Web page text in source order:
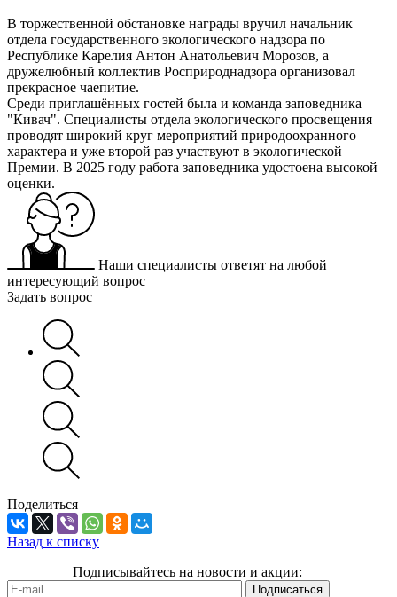
В торжественной обстановке награды вручил начальник
отдела государственного экологического надзора по
Республике Карелия Антон Анатольевич Морозов, а
дружелюбный коллектив Росприроднадзора организовал
прекрасное чаепитие.
Среди приглашённых гостей была и команда заповедника
"Кивач". Специалисты отдела экологического просвещения
проводят широкий круг мероприятий природоохранного
характера и уже второй раз участвуют в экологической
Премии. В 2025 году работа заповедника удостоена высокой
оценки.
Наши специалисты ответят на любой
интересующий вопрос
Задать вопрос
Поделиться
Назад к списку
Подписывайтесь на новости и акции: